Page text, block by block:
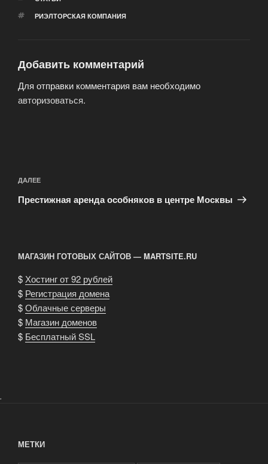
МЕТКИ
РИЭЛТОРСКАЯ КОМПАНИЯ
Добавить комментарий
Для отправки комментария вам необходимо
авторизоваться.
по
записям
Следующая
запись
ДАЛЕЕ
Престижная аренда особняков в центре Москвы
МАГАЗИН ГОТОВЫХ САЙТОВ — MARTSITE.RU
$Хостинг от 92 рублей
$ Регистрация домена
$Облачные серверы
$ Магазин доменов
$ Бесплатный SSL
.
МЕТКИ